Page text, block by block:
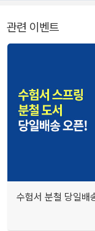
관련 이벤트
수험서 분철 당일배